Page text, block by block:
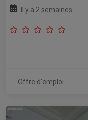
Il y a 2 semaines
Offre d'emploi